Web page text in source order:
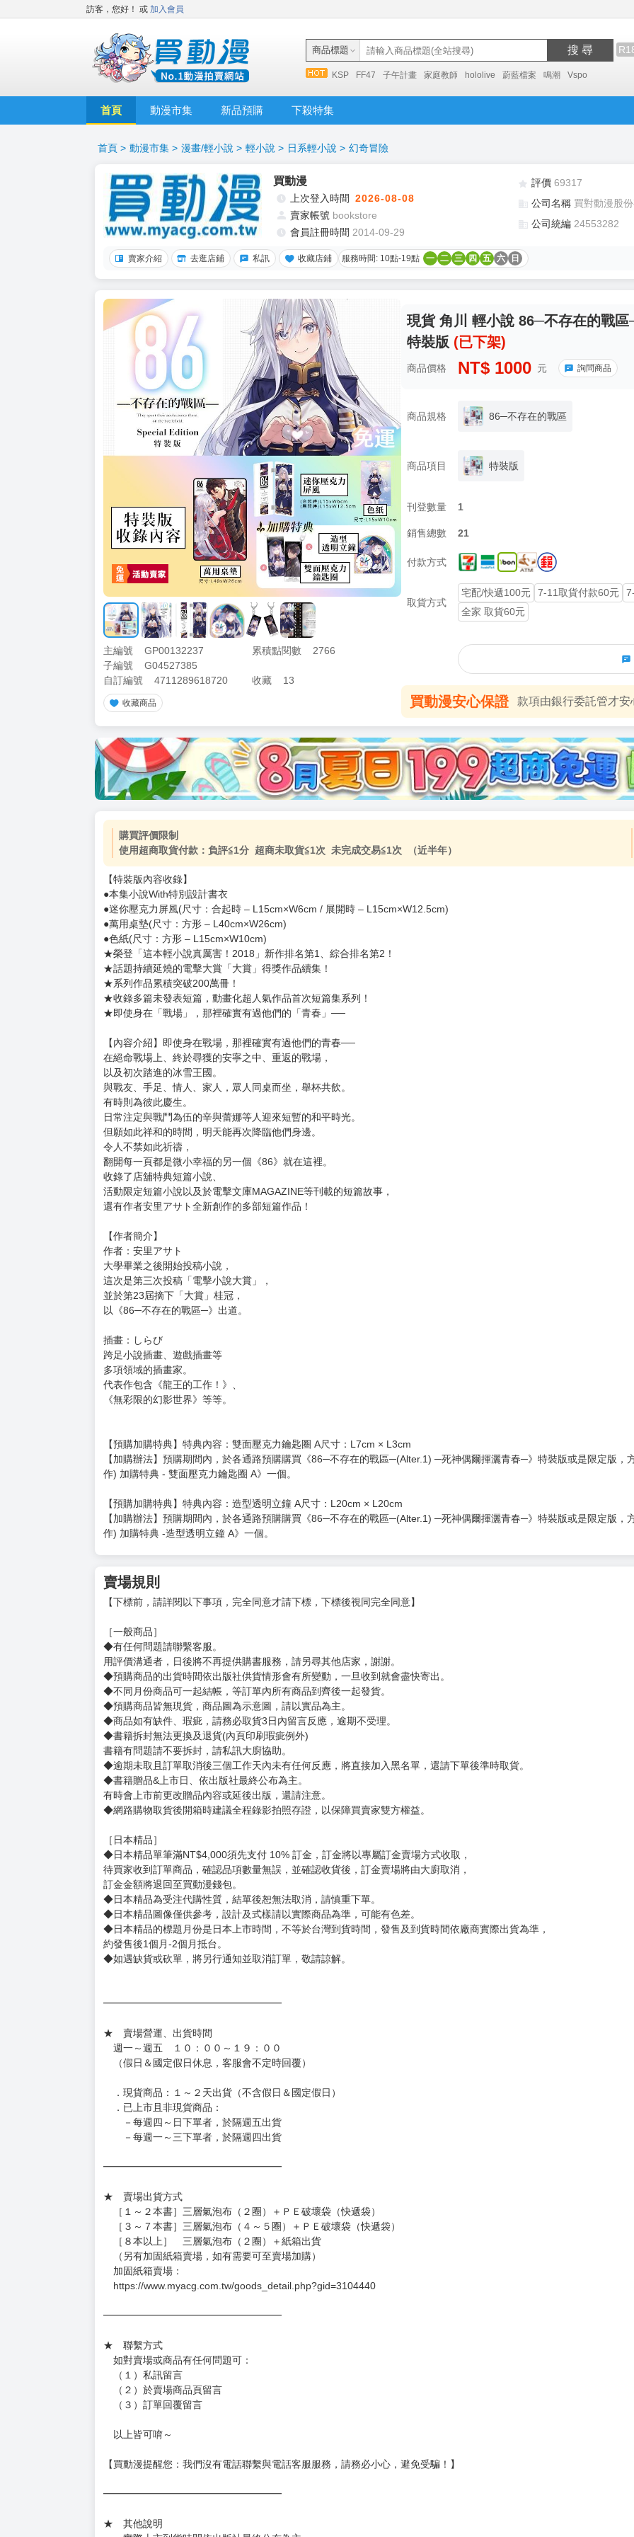
訪客，您好！ 或 加入會員
商品標題 搜 尋
KSP FF47 子午計畫 家庭教師 hololive 蔚藍檔案 鳴潮 Vspo
首頁 動漫市集 新品預購 下殺特集
首頁 > 動漫市集 > 漫畫/輕小說 > 輕小說 > 日系輕小說 > 幻奇冒險
買動漫
上次登入時間 2026-08-08
賣家帳號 bookstore
會員註冊時間 2014-09-29
評價 69317
公司名稱 買對動漫股
公司統編 24553282
賣家介紹 去逛店鋪 私訊 收藏店鋪 服務時間: 10點-19點 一 二 三 四 五 六 日
主編號
GP00132237
子編號
G04527385
累積點閱數 2766
自訂編號 4711289618720 收藏 13
收藏商品
現貨 角川 輕小說 86─不存在的戰
特裝版 (已下架)
商品價格 NT$ 1000 元 詢問商品
商品規格 86─不存在的戰區
商品項目 特裝版
刊登數量 1
銷售總數 21
付款方式
取貨方式
宅配/快遞100元 7-11取貨付款60元
全家 取貨60元
買動漫安心保證 款項由銀行委託管才安
加價購 ( 共
(加購品) 買動漫★《$15元-加固紙箱包裝》
-
+
購買評價限制
使用超商取貨付款：負評≦1分 超商未取貨≦1次 未完成交易≦1次 （近半年）
●本集小說With特別設計書衣
●迷你壓克力屏風(尺寸：合起時 – L15cm×W6cm / 展開時 – L15cm×W12.5cm)
●萬用桌墊(尺寸：方形 – L40cm×W26cm)
●色紙(尺寸：方形 – L15cm×W10cm)
★榮登「這本輕小說真厲害！2018」新作排名第1、綜合排名第2！
★話題持續延燒的電擊大賞「大賞」得獎作品續集！
★系列作品累積突破200萬冊！
★收錄多篇未發表短篇，動畫化超人氣作品首次短篇集系列！
★即使身在「戰場」，那裡確實有過他們的「青春」──
【內容介紹】即使身在戰場，那裡確實有過他們的青春──
在絕命戰場上、終於尋獲的安寧之中、重返的戰場，
與戰友、手足、情人、家人，眾人同桌而坐，舉杯共飲。
有時則為彼此慶生。
日常注定與戰鬥為伍的辛與蕾娜等人迎來短暫的和平時光。
但願如此祥和的時間，明天能再次降臨他們身邊。
令人不禁如此祈禱，
翻開每一頁都是微小幸福的另一個《86》就在這裡。
活動限定短篇小說以及於電擊文庫MAGAZINE等刊載的短篇故事，
還有作者安里アサト全新創作的多部短篇作品！
【作者簡介】
作者：安里アサト
並於第23屆摘下「大賞」桂冠，
以《86─不存在的戰區─》出道。
跨足小說插畫、遊戲插畫等
多項領域的插畫家。
代表作包含《龍王的工作！》、
【預購加購特典】特典內容：雙面壓克力鑰匙圈 A尺寸：L7cm × L3cm
【加購辦法】預購期間內，於各通路預購購買《86─不存在的戰區─(Alter.1) ─死神偶爾揮灑青春─》特裝版或是限定版，
【預購加購特典】特典內容：造型透明立鐘 A尺寸：L20cm × L20cm
【加購辦法】預購期間內，於各通路預購購買《86─不存在的戰區─(Alter.1) ─死神偶爾揮灑青春─》特裝版或是限定版，
作) 加購特典 -造型透明立鐘 A》一個。
賣場規則
【下標前，請詳閱以下事項，完全同意才請下標，下標後視同完全同意】
［一般商品］
◆有任何問題請聯繫客服。
用評價溝通者，日後將不再提供購書服務，請另尋其他店家，謝謝。
◆不同月份商品可一起結帳，等訂單內所有商品到齊後一起發貨。
◆預購商品皆無現貨，商品圖為示意圖，請以實品為主。
◆商品如有缺件、瑕疵，請務必取貨3日內留言反應，逾期不受理。
◆書籍拆封無法更換及退貨(內頁印刷瑕疵例外)
書籍有問題請不要拆封，請私訊大廚協助。
◆逾期未取且訂單取消後三個工作天內未有任何反應，將直接加入黑名單，還請下單後準時取貨。
◆書籍贈品&上市日、依出版社最終公布為主。
有時會上市前更改贈品內容或延後出版，還請注意。
◆網路購物取貨後開箱時建議全程錄影拍照存證，以保障買賣家雙方權益。
訂金金額將退回至買動漫錢包。
◆日本精品為受注代購性質，結單後恕無法取消，請慎重下單。
◆日本精品圖像僅供參考，設計及式樣請以實際商品為準，可能有色差。
約發售後1個月-2個月抵台。
◆如遇缺貨或砍單，將另行通知並取消訂單，敬請諒解。
週一～週五 １０：００～１９：００
（假日＆國定假日休息，客服會不定時回覆）
．現貨商品：１～２天出貨（不含假日＆國定假日）
．已上市且非現貨商品：
－每週四～日下單者，於隔週五出貨
－每週一～三下單者，於隔週四出貨
★ 賣場出貨方式
［１～２本書］三層氣泡布（２圈）＋ＰＥ破壞袋（快遞袋）
［３～７本書］三層氣泡布（４～５圈）＋ＰＥ破壞袋（快遞袋）
［８本以上］ 三層氣泡布（２圈）＋紙箱出貨
（另有加固紙箱賣場，如有需要可至賣場加購）
https://www.myacg.com.tw/goods_detail.php?gid=3104440
━━━━━━━━━━━━━━━━━━
（１）私訊留言
（２）於賣場商品頁留言